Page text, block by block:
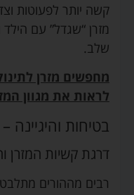
קשה יותר לפעוטות
מזרן “שגדל” עם
שלב.
מחפשים מזרן
לראות את מגוון
בטיחות והיגיינה
דרגת קשיות המזרן
רבים מההורים